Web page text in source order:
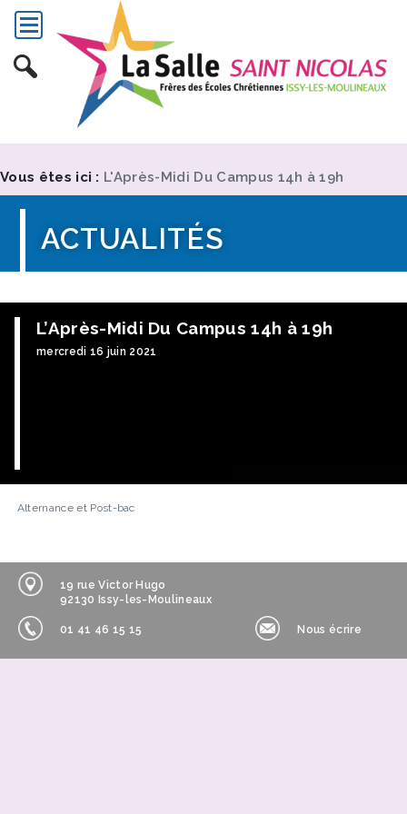
Vous êtes ici : L'Après-Midi Du Campus 14h à 19h
ACTUALITÉS
L’Après-Midi Du Campus 14h à 19h
mercredi 16 juin 2021
Alternance et Post-bac
19 rue Victor Hugo
92130 Issy-les-Moulineaux
01 41 46 15 15 Nous écrire